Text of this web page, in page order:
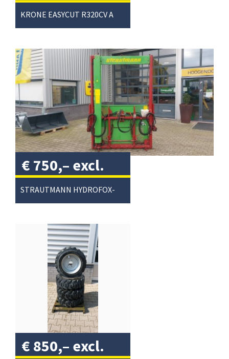
excl. btw/
€ 750,– excl.
btw/
€ 850,– excl.